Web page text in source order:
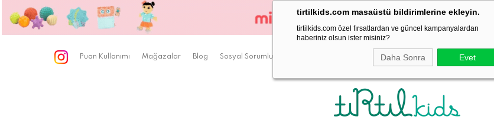
tirtilkids.com masaüstü bildirimlerine ekleyin.
tirtilkids.com özel fırsatlardan ve güncel kampanyalardan
haberiniz olsun ister misiniz?
Daha Sonra Evet
Puan Kullanımı Mağazalar Blog Sosyal Sorumluluk